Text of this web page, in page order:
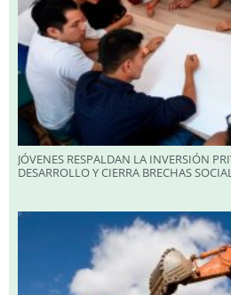
JÓVENES RESPALDAN LA INVERSIÓN
DESARROLLO Y CIERRA BRECHAS